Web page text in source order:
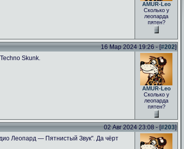
AMUR-Leo
Сколько у
леопарда
пятен?
16 Мар 2024 19:26 - [#202]
Skunk.
AMUR-Leo
Сколько у
леопарда
пятен?
02 Авг 2024 23:08 - [#203]
Леопард — Пятнистый Звук". Да чёрт